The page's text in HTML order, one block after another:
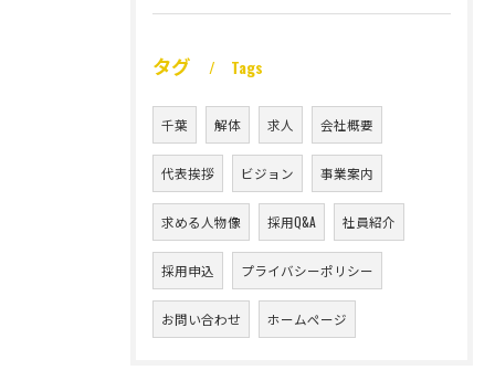
タグ Tags
千葉 解体 求人 会社概要
代表挨拶 ビジョン 事業案内
求める人物像 採用Q&A 社員紹介
採用申込 プライバシーポリシー
お問い合わせ ホームページ